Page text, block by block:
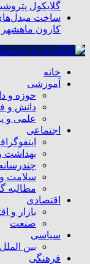
گلایکول
ساخت مبدل‌های
کارون ماهشهر
خانه
آموزشی
حوزه و
دانش و
علمی و
اجتماعی
بهداشت
سلامت
مطالبه
اقتصادی
بازار و
صنعت
سیاسی
بین الملل
فرهنگی